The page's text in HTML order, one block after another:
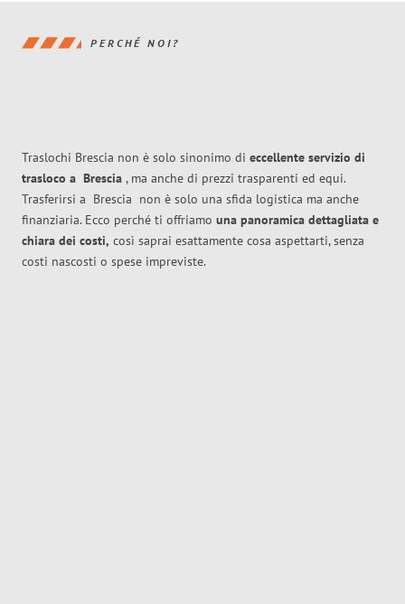
PERCHÉ NOI?
Traslochi Brescia non è solo sinonimo di eccellente servizio di
trasloco a Brescia , ma anche di prezzi trasparenti ed equi.
Trasferirsi a Brescia non è solo una sfida logistica ma anche
finanziaria. Ecco perché ti offriamo una panoramica dettagliata e
chiara dei costi, così saprai esattamente cosa aspettarti, senza
costi nascosti o spese impreviste.